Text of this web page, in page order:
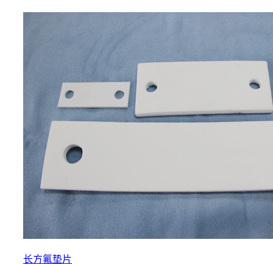
长方氟垫片